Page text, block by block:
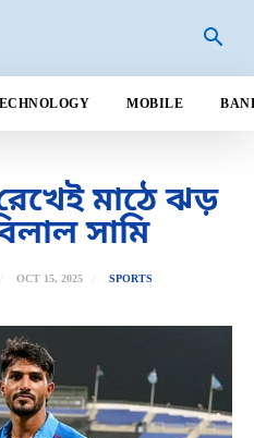
MOBILE
মাঠে ঝড়
সামি
OCT 15, 2025 SPORTS